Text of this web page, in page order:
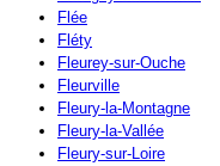
Flée
Fléty
Fleurey-sur-Ouche
Fleurville
Fleury-la-Montagne
Fleury-la-Vallée
Fleury-sur-Loire